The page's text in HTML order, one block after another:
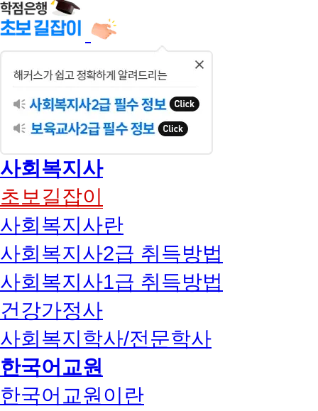
사회복지사
초보길잡이
사회복지사란
사회복지사2급 취득방법
사회복지사1급 취득방법
건강가정사
사회복지학사/전문학사
한국어교원
한국어교원이란